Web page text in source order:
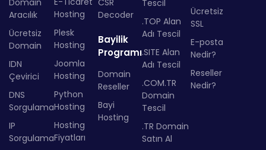
Domain
Aracılık
Ücretsiz
Domain
IDN
Çevirici
DNS
Sorgulama
IP
Sorgulama
Hosting
Plesk
Hosting
Joomla
Hosting
Python
Hosting
Hosting
Fiyatları
CSR
Decoder
Bayilik
Programı
Domain
Reseller
Bayi
Hosting
Tescil
.TOP Alan
Adı Tescil
.SITE Alan
Adı Tescil
.COM.TR
Domain
Tescil
.TR Domain
Satın Al
Ücretsiz
SSL
E-posta
Nedir?
Reseller
Nedir?